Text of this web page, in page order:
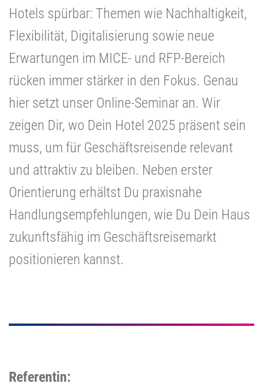
Hotels spürbar: Themen wie Nachhaltigkeit,
Flexibilität, Digitalisierung sowie neue
Erwartungen im MICE- und RFP-Bereich
rücken immer stärker in den Fokus. Genau
hier setzt unser Online-Seminar an. Wir
zeigen Dir, wo Dein Hotel 2025 präsent sein
muss, um für Geschäftsreisende relevant
und attraktiv zu bleiben. Neben erster
Orientierung erhältst Du praxisnahe
Handlungsempfehlungen, wie Du Dein Haus
zukunftsfähig im Geschäftsreisemarkt
positionieren kannst.
Referentin: